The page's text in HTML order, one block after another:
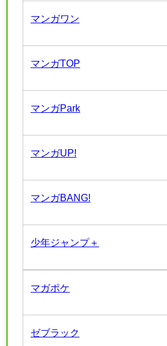
マンガワン
マンガTOP
マンガPark
マンガUP!
マンガBANG!
少年ジャンプ＋
マガポケ
ゼブラック